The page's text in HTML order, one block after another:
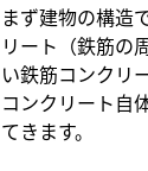
まず建物の構造
リート（鉄筋の
い鉄筋コンクリ
コンクリート自
てきます。